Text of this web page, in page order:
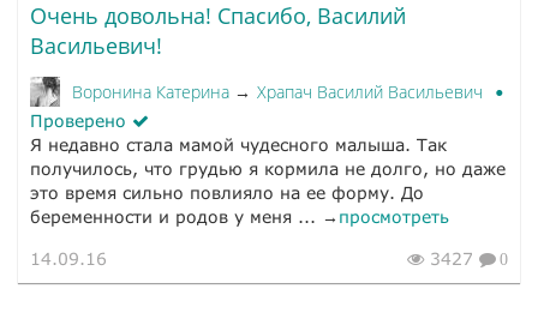
Очень довольна! Спасибо, Василий
Васильевич!
Воронина Катерина → Храпач Василий Васильевич
Проверено
Я недавно стала мамой чудесного малыша. Так
получилось, что грудью я кормила не долго, но даже
это время сильно повлияло на ее форму. До
беременности и родов у меня ... → просмотреть
14.09.16 3427 0